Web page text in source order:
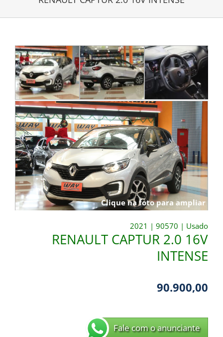
Clique na foto para ampliar
2021 | 90570 | Usado
RENAULT CAPTUR 2.0 16V
INTENSE
90.900,00
Fale com o anunciante